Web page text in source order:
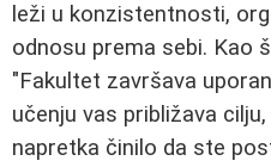
leži u konzistentnosti,
odnosu prema sebi. Kao
"Fakultet završava
učenju vas približava
napretka činilo da ste